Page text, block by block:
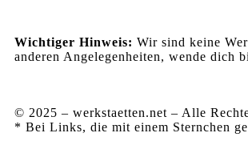
Wichtiger Hinweis: Wir sind keine
anderen Angelegenheiten, wende dich
© 2025 – werkstaetten.net – Alle
* Bei Links, die mit einem Sternchen